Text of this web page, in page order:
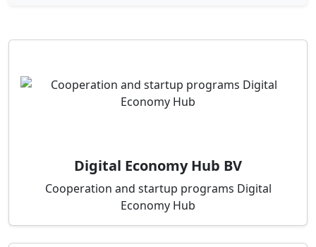
Digital Economy Hub BV
Cooperation and startup programs Digital
Economy Hub